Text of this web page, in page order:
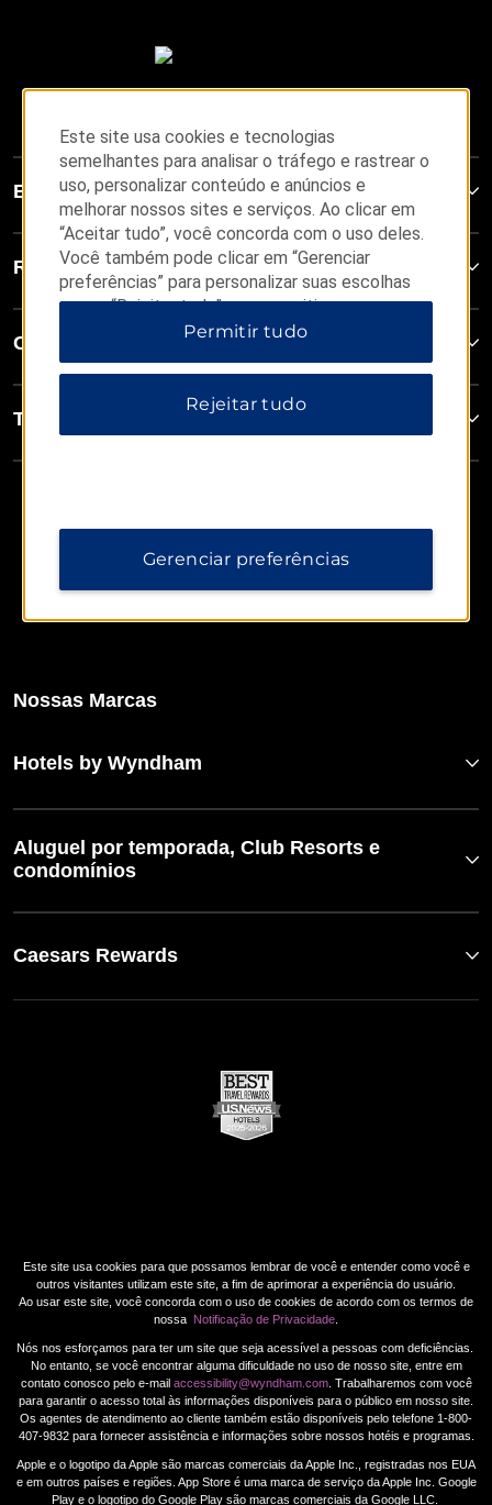
Esplendor Hoteles Boutique
Reservas
Contato
Termos & Políticas
Nossas Marcas
Hotels by Wyndham
Aluguel por temporada, Club Resorts e
condomínios
Caesars Rewards
Este site usa cookies para que possamos lembrar de você e entender como você e
outros visitantes utilizam este site, a fim de aprimorar a experiência do usuário.
Ao usar este site, você concorda com o uso de cookies de acordo com os termos de
nossa Notificação de Privacidade
Nós nos esforçamos para ter um site que seja acessível a pessoas com deficiências.
No entanto, se você encontrar alguma dificuldade no uso de nosso site, entre em
contato conosco pelo e-mail accessibility@wyndham.com. Trabalharemos com você
para garantir o acesso total às informações disponíveis para o público em nosso site.
Os agentes de atendimento ao cliente também estão disponíveis pelo telefone 1-800-
407-9832 para fornecer assistência e informações sobre nossos hotéis e programas.
Apple e o logotipo da Apple são marcas comerciais da Apple Inc., registradas nos EUA
e em outros países e regiões. App Store é uma marca de serviço da Apple Inc. Google
Play e o logotipo do Google Play são marcas comerciais da Google LLC.
Este site usa cookies e tecnologias
semelhantes para analisar o tráfego e rastrear o
uso, personalizar conteúdo e anúncios e
melhorar nossos sites e serviços. Ao clicar em
“Aceitar tudo”, você concorda com o uso deles.
Você também pode clicar em “Gerenciar
preferências” para personalizar suas escolhas
ou em “Rejeitar tudo” para permitir apenas
cookies essenciais. Para obter informações
Permitir tudo
Rejeitar tudo
Gerenciar preferências